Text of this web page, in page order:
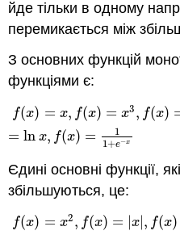
йде тільки в одному
перемикається між
З основних функцій
функціями є:
f(x) = x, f(x) = x3, f(x)
= ln x, f(x) =
1
1+e−x
f(x)= x,f (x) =x3, f(x )=x f(x)=
Єдині основні функції,
збільшуються, це:
f(x) = x2, f(x) = |x , f(x)
f(x)= x2 ,f(x =|x|, f(x )= 1 x,f(x)